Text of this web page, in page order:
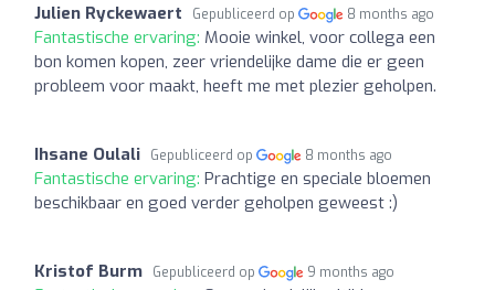
Julien Ryckewaert Gepubliceerd op 8 months ago
Fantastische ervaring: Mooie winkel, voor collega een
bon komen kopen, zeer vriendelijke dame die er geen
probleem voor maakt, heeft me met plezier geholpen.
Ihsane Oulali Gepubliceerd op 8 months ago
Fantastische ervaring: Prachtige en speciale bloemen
beschikbaar en goed verder geholpen geweest :)
Kristof Burm Gepubliceerd op 9 months ago